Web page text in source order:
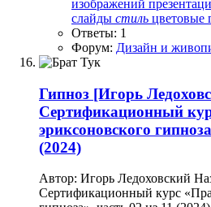
изображений
слайды стиль цветовые
Ответы: 1
Форум: Дизайн и
Гипноз [Игорь
Сертификационный
эриксоновского
(2024)
Автор: Игорь Ледоховский
Сертификационный курс